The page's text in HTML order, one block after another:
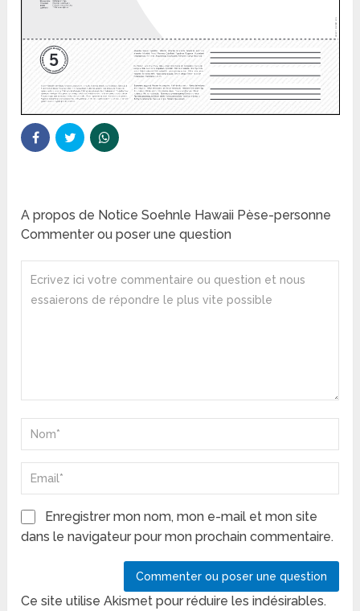
A propos de Notice Soehnle Hawaii Pèse-personne
Commenter ou poser une question
Enregistrer mon nom, mon e-mail et mon site
dans le navigateur pour mon prochain commentaire.
Ce site utilise Akismet pour réduire les indésirables.